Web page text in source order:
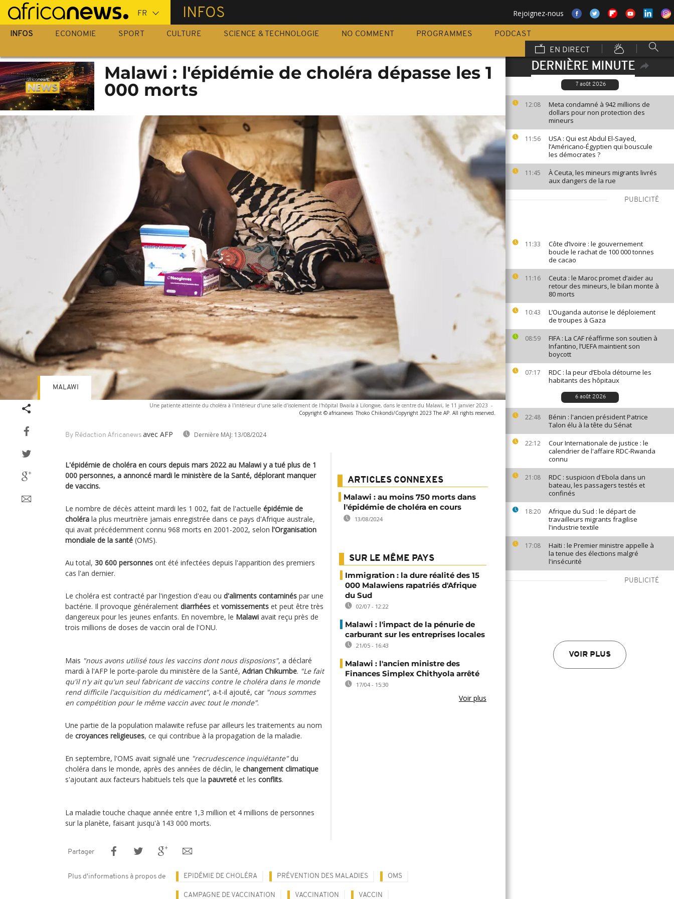
Passer
au
contenu
INFOS Rejoignez-nous
INFOS ECONOMIE SPORT CULTURE SCIENCE & TECHNOLOGIE NO COMMENT PROGRAMMES
PODCAST
EN DIRECT
DERNIÈRE MINUTE
7 août 2026
12:08
Meta condamné à 942 millions de
dollars pour non protection des
mineurs
11:56
USA : Qui est Abdul El-Sayed,
l’Américano-Égyptien qui bouscule
les démocrates ?
11:45
À Ceuta, les mineurs migrants livrés
aux dangers de la rue
PUBLICITÉ
11:33
Côte d’Ivoire : le gouvernement
boucle le rachat de 100 000 tonnes
de cacao
11:16
Ceuta : le Maroc promet d’aider au
retour des mineurs, le bilan monte à
80 morts
10:43
L’Ouganda autorise le déploiement
de troupes à Gaza
08:59
FIFA : La CAF réaffirme son soutien à
Infantino, l’UEFA maintient son
boycott
07:17
RDC : la peur d’Ebola détourne les
habitants des hôpitaux
6 août 2026
22:48
Bénin : l'ancien président Patrice
Talon élu à la tête du Sénat
22:12
Cour Internationale de justice : le
calendrier de l'affaire RDC-Rwanda
connu
21:08
RDC : suspicion d'Ebola dans un
bateau, les passagers testés et
confinés
18:20
Afrique du Sud : le départ de
travailleurs migrants fragilise
l'industrie textile
17:08
Haïti : le Premier ministre appelle à
la tenue des élections malgré
l'insécurité
PUBLICITÉ
VOIR PLUS
Malawi : l'épidémie de choléra dépasse les 1
000 morts
Une patiente atteinte du choléra à l'intérieur d'une salle d'isolement de l'hôpital Bwaila à Lilongwe, dans le centre du Malawi, le 11 janvier 2023 -
Copyright © africanews Thoko Chikondi/Copyright 2023 The AP. All rights reserved.
By Rédaction Africanews avec AFP Dernière MAJ: 13/08/2024
MALAWI
L'épidémie de choléra en cours depuis mars 2022 au Malawi y a tué plus de 1
000 personnes, a annoncé mardi le ministère de la Santé, déplorant manquer
de vaccins.
Le nombre de décès atteint mardi les 1 002, fait de l'actuelle épidémie de
choléra la plus meurtrière jamais enregistrée dans ce pays d'Afrique australe,
qui avait précédemment connu 968 morts en 2001-2002, selon l'Organisation
mondiale de la santé (OMS).
Au total, 30 600 personnes ont été infectées depuis l'apparition des premiers
cas l'an dernier.
Le choléra est contracté par l'ingestion d'eau ou d'aliments contaminés par une
bactérie. Il provoque généralement diarrhées et vomissements et peut être très
dangereux pour les jeunes enfants. En novembre, le Malawi avait reçu près de
trois millions de doses de vaccin oral de l'ONU.
Mais "nous avons utilisé tous les vaccins dont nous disposions", a déclaré
mardi à l'AFP le porte-parole du ministère de la Santé, Adrian Chikumbe. "Le fait
qu'il n'y ait qu'un seul fabricant de vaccins contre le choléra dans le monde
rend difficile l'acquisition du médicament", a-t-il ajouté, car "nous sommes
en compétition pour le même vaccin avec tout le monde".
Une partie de la population malawite refuse par ailleurs les traitements au nom
de croyances religieuses, ce qui contribue à la propagation de la maladie.
En septembre, l'OMS avait signalé une "recrudescence inquiétante"du
choléra dans le monde, après des années de déclin, le changement climatique
s'ajoutant aux facteurs habituels tels que la pauvreté et les conflits.
La maladie touche chaque année entre 1,3 million et 4 millions de personnes
sur la planète, faisant jusqu'à 143 000 morts.
ARTICLES CONNEXES
Malawi : au moins 750 morts dans
l'épidémie de choléra en cours
13/08/2024
SUR LE MÊME PAYS
Immigration : la dure réalité des 15
000 Malawiens rapatriés d'Afrique
du Sud
02/07 - 12:22
Malawi : l'impact de la pénurie de
carburant sur les entreprises locales
21/05 - 16:43
Malawi : l'ancien ministre des
Finances Simplex Chithyola arrêté
17/04 - 15:30
Voir plus
Partager
Plus d'informations à propos de EPIDÉMIE DE CHOLÉRA PRÉVENTION DES MALADIES OMS
CAMPAGNE DE VACCINATION VACCINATION VACCIN